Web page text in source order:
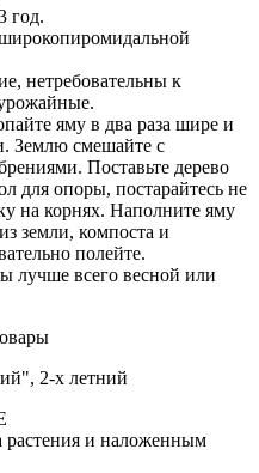
год.
нетребовательны к
яму в два раза шире и
Землю смешайте с
Поставьте дерево
для опоры, постарайтесь не
на корнях. Наполните яму
земли, компоста и
полейте.
лучше всего весной или
растения и наложенным